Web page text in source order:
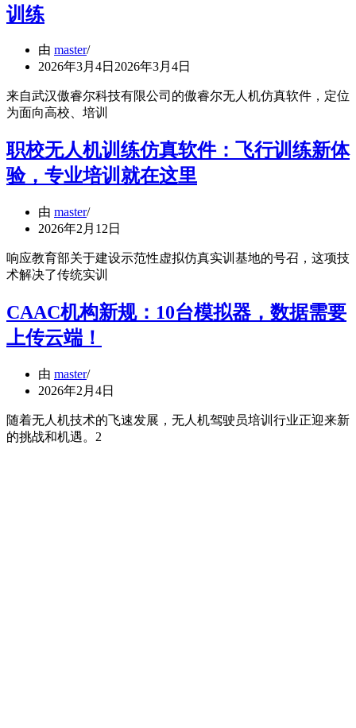
训练
由 master
2026年3月4日 2026年3月4日
来自武汉傲睿尔科技有限公司的傲睿尔无人机仿真软件，定位
为面向高校、培训
职校无人机训练仿真软件：飞行训练新体
验，专业培训就在这里
由 master
2026年2月12日
响应教育部关于建设示范性虚拟仿真实训基地的号召，这项技
术解决了传统实训
CAAC机构新规：10台模拟器，数据需要
上传云端！
由 master
2026年2月4日
随着无人机技术的飞速发展，无人机驾驶员培训行业正迎来新
的挑战和机遇。2